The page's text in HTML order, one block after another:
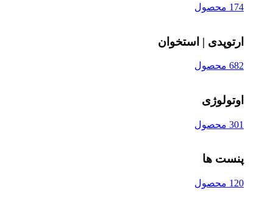
174 محصول
ارتوپدی | استخوان
682 محصول
اوتولوژی
301 محصول
پنست ها
120 محصول